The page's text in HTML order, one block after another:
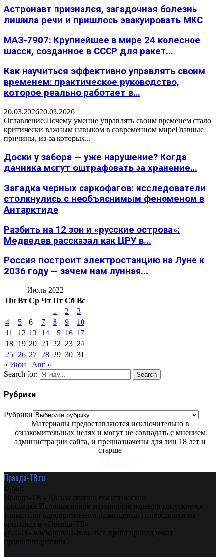
Астронавт признался, загадочная болезнь
лишила речи и пришлось эвакуировать МКС
МАЗ-7907: Крупнейшее в мире 24 колесное
шасси, созданное в СССР для ракет...
Как научиться эффективно управлять своим
временем: практическое руководство,
которое реально работает в...
20.03.202620.03.2026
Оглавление:Почему умение управлять своим временем стало
критически важным навыком в современном миреГлавные
причины, из-за которых...
Доски у забора — уже нарушение? Когда
дачника могут оштрафовать за хранение...
Загадка черных саркофагов: исследователи
столкнулись с необъяснимым феноменом в
Антарктиде
Разбить на 12 зон и «русские острова»:
Медведев рассказал как ЦРУ в...
Россия построит электростанцию на Луне к
2036 году — зачем нам лунная...
Июль 2022
Пн Вт Ср Чт Пт Сб Вс
1
2
3
4
5 6 7 8 9
10
11
12 13 14 15 16 17
18 19 20 21 22 23 24
25 26 27 28 29 30 31
« Июн
Авг »
Search for:
Search
Рубрики
Рубрики
Материалы предоставляются исключительно в
ознакомительных целях и могут не совпадать с мнением
администрации сайта, и предназначены для лиц 18 лет и
старше
Правда-ТВ.ru
О нас
Правда-ТВ - Дискуссионно политическая
площадка.Использование материалов издания допускается
только при одновременном размещении гиперссылки на
оригинал в «Правда-ТВ»
@2023 - www.pravda-tv.ru. Все права принадлежат
правообладателям.